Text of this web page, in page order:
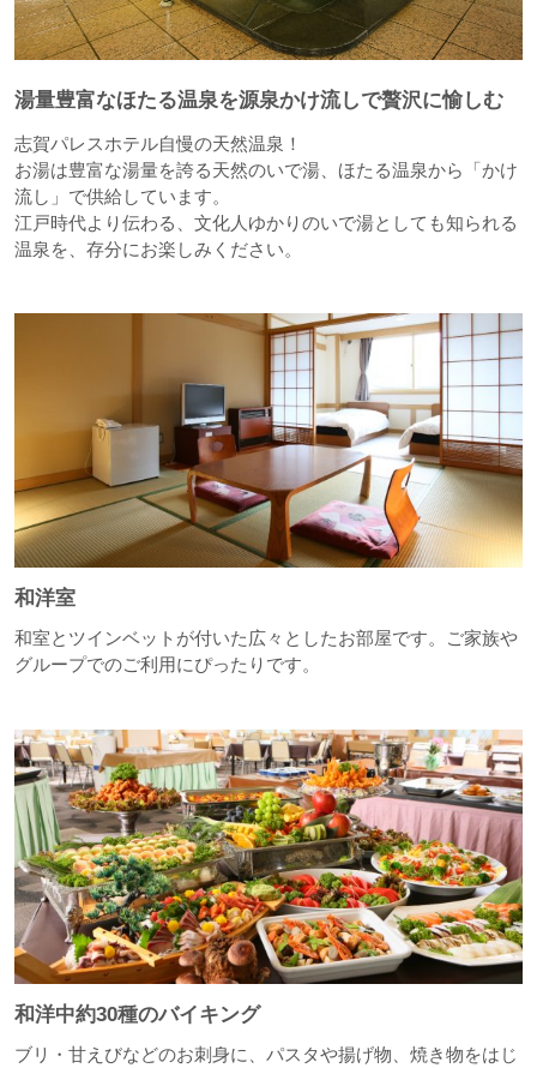
湯量豊富なほたる温泉を源泉かけ流しで贅沢に愉しむ
志賀パレスホテル自慢の天然温泉！
お湯は豊富な湯量を誇る天然のいで湯、ほたる温泉から「かけ
流し」で供給しています。
江戸時代より伝わる、文化人ゆかりのいで湯としても知られる
温泉を、存分にお楽しみください。
和洋室
和室とツインベットが付いた広々としたお部屋です。ご家族や
グループでのご利用にぴったりです。
和洋中約30種のバイキング
ブリ・甘えびなどのお刺身に、パスタや揚げ物、焼き物をはじ